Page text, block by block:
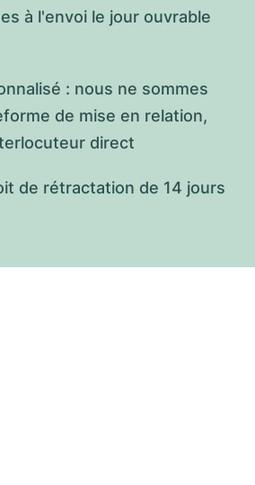
à l'envoi le jour ouvrable
: nous ne sommes
de mise en relation,
direct
de rétractation de 14 jours